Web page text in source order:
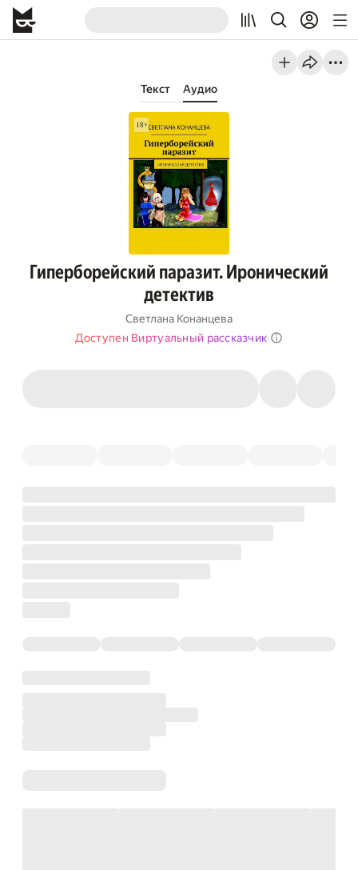
Текст Аудио
Гиперборейский паразит. Иронический
детектив
Светлана Конанцева
Доступен Виртуальный рассказчик